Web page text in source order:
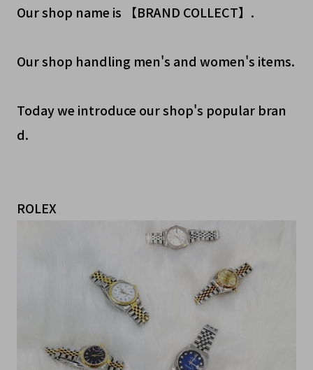
Our shop name is 【BRAND COLLECT】.
Our shop handling men's and women's items.
Today we introduce our shop's popular bran
d.
ROLEX